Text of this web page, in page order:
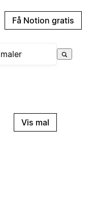
Få Notion gratis
Vis mal